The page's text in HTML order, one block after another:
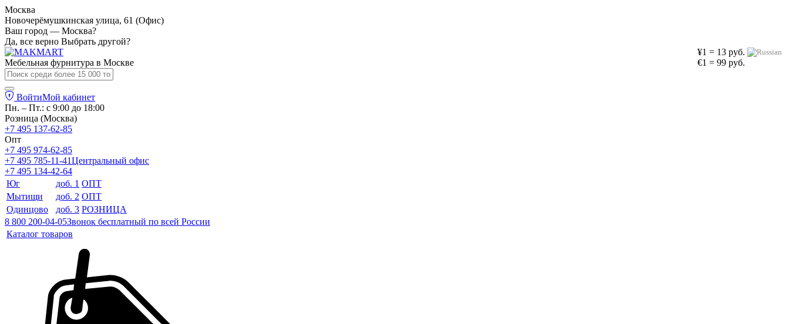
Москва
Новочерёмушкинская улица, 61 (Офис)
Ваш город — Москва?
Да, все верно Выбрать другой?
¥1 = 13 руб.
€1 = 99 руб.
Мебельная фурнитура в Москве
ВойтиМой кабинет
Пн. – Пт.: с 9:00 до 18:00
Розница (Москва)
+7 495 137-62-85
Опт
+7 495 974-62-85
+7 495 785-11-41Центральный офис
+7 495 134-42-64
Юг
доб. 1 ОПТ
Мытищи
доб. 2 ОПТ
Одинцово
доб. 3 РОЗНИЦА
8 800 200-04-05Звонок бесплатный по всей России
Каталог товаров